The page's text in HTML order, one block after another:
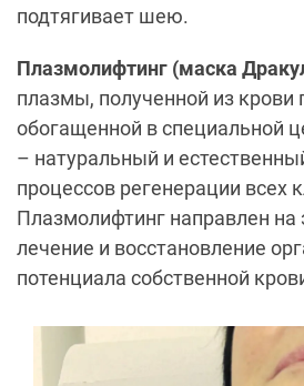
подтягивает шею.
Плазмолифтинг (маска
плазмы, полученной из крови
обогащенной в специальной
– натуральный и
процессов регенерации всех
Плазмолифтинг направлен
лечение и восстановление
потенциала собственной